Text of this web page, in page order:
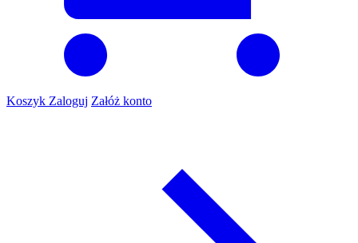
Koszyk Zaloguj Załóż konto